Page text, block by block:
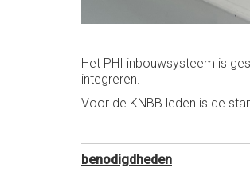
Het PHI inbouwsysteem is
integreren.
Voor de KNBB leden is de
benodigdheden